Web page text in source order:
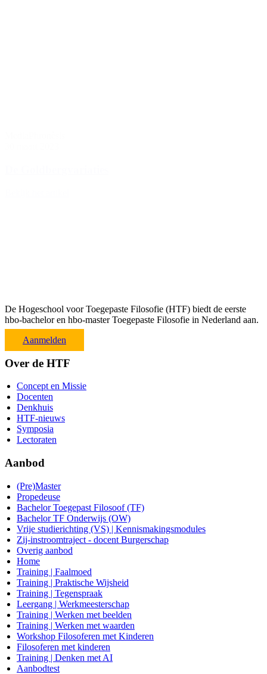
De Hogeschool voor Toegepaste Filosofie (HTF) biedt de eerste
hbo-bachelor en hbo-master Toegepaste Filosofie in Nederland aan.
Aanmelden
Over de HTF
Concept en Missie
Docenten
Denkhuis
HTF-nieuws
Symposia
Lectoraten
Aanbod
(Pre)Master
Propedeuse
Bachelor Toegepast Filosoof (TF)
Bachelor TF Onderwijs (OW)
Vrije studierichting (VS) | Kennismakingsmodules
Zij-instroomtraject - docent Burgerschap
Overig aanbod
Home
Training | Faalmoed
Training | Praktische Wijsheid
Training | Tegenspraak
Leergang | Werkmeesterschap
Training | Werken met beelden
Training | Werken met waarden
Workshop Filosoferen met Kinderen
Filosoferen met kinderen
Training | Denken met AI
Aanbodtest